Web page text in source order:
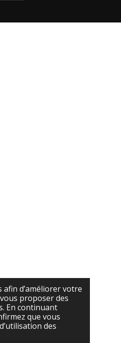
afin d’améliorer votre
proposer des
En continuant
que vous
des